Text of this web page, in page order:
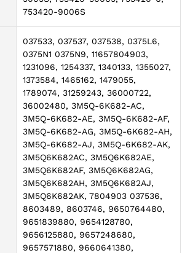
753420-9006S
037533, 037537, 037538, 0375L6,
0375N1 0375N9, 11657804903,
1231096, 1254337, 1340133, 1355027,
1373584, 1465162, 1479055,
1789074, 31259243, 36000722,
36002480, 3M5Q-6K682-AC,
3M5Q-6K682-AE, 3M5Q-6K682-AF,
3M5Q-6K682-AG, 3M5Q-6K682-AH,
3M5Q-6K682-AJ, 3M5Q-6K682-AK,
3M5Q6K682AC, 3M5Q6K682AE,
3M5Q6K682AF, 3M5Q6K682AG,
3M5Q6K682AH, 3M5Q6K682AJ,
3M5Q6K682AK, 7804903 037536,
8603489, 8603746, 9650764480,
9651839880, 9654128780,
9656125880, 9657248680,
9657571880, 9660641380,